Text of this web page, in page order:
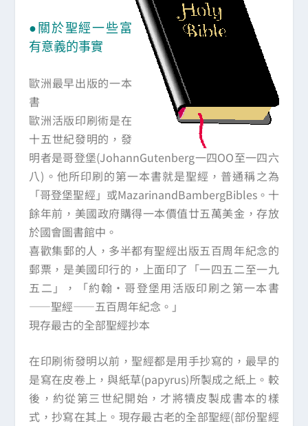
●關於聖經一些富
有意義的事實
歐洲最早出版的一本
書
歐洲活版印刷術是在
十五世紀發明的，發
明者是哥登堡(JohannGutenberg一四OO至一四六
八)。他所印刷的第一本書就是聖經，普通稱之為
「哥登堡聖經」或MazarinandBambergBibles。十
餘年前，美國政府購得一本價值廿五萬美金，存放
於國會圖書館中。
喜歡集郵的人，多半都有聖經出版五百周年紀念的
郵票，是美國印行的，上面印了「一四五二至一九
五二」，「約翰·哥登堡用活版印刷之第一本書
——聖經——五百周年紀念。」
現存最古的全部聖經抄本
在印刷術發明以前，聖經都是用手抄寫的，最早的
是寫在皮卷上，與紙草(papyrus)所製成之紙上。較
後，約從第三世紀開始，才將犢皮製成書本的樣
式，抄寫在其上。現存最古老的全部聖經(部份聖經